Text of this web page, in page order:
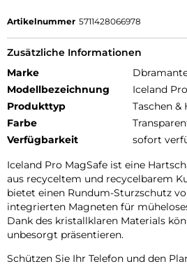
Artikelnummer 5711428066978
Zusätzliche Informationen
Marke
Modellbezeichnung
Iceland
Produkttyp
Taschen &
Farbe
Verfügbarkeit
sofort
Iceland Pro MagSafe ist eine
aus recyceltem und recycelbarem
bietet einen Rundum-Sturzschutz
integrierten Magneten für
Dank des kristallklaren Materials
unbesorgt präsentieren.
Schützen Sie Ihr Telefon und den